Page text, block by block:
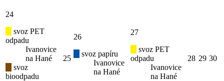
24
svoz PET
odpadu
Ivanovice
na Hané
svoz
bioodpadu
25
26
svoz papíru
Ivanovice
na Hané
27
svoz PET
odpadu
Ivanovice
na Hané
28 29 30